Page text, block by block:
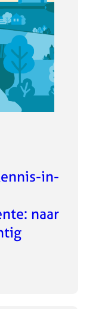
in-
naar